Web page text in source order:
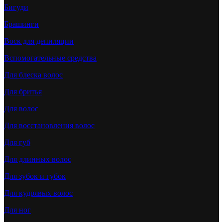
Бигуди
Брашинги
Воск для депиляции
Вспомогательные средства
Для блеска волос
Для бритья
Для волос
Для восстановления волос
Для губ
Для длинных волос
Для зубок и губок
Для кудрявых волос
Для ног